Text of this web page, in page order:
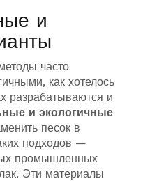
и
часто
как хотелось
разрабатываются и
и экологичные
песок в
подходов —
промышленных
Эти материалы